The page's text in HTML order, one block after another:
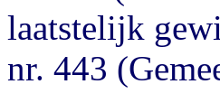
laatstelijk
nr. 443